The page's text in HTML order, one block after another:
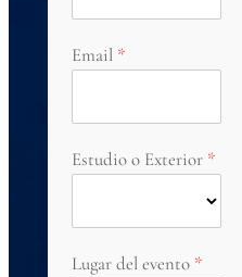
Email
Estudio o Exterior
Lugar del evento